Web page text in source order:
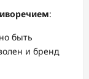
:
быть
и бренд